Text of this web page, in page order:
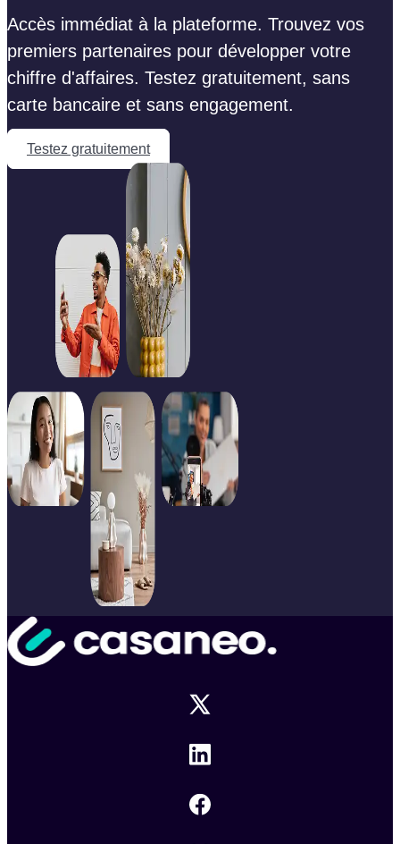
Accès immédiat à la plateforme. Trouvez vos
premiers partenaires pour développer votre
chiffre d'affaires. Testez gratuitement, sans
carte bancaire et sans engagement.
Testez gratuitement